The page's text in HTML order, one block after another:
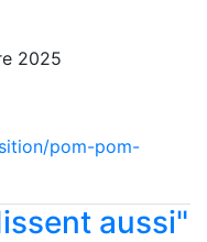
2025
pom-pom-
aussi"